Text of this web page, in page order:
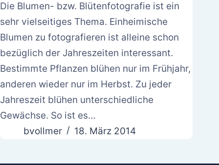
Die Blumen- bzw. Blütenfotografie ist ein
sehr vielseitiges Thema. Einheimische
Blumen zu fotografieren ist alleine schon
bezüglich der Jahreszeiten interessant.
Bestimmte Pflanzen blühen nur im Frühjahr,
anderen wieder nur im Herbst. Zu jeder
Jahreszeit blühen unterschiedliche
Gewächse. So ist es…
bvollmer
18. März 2014